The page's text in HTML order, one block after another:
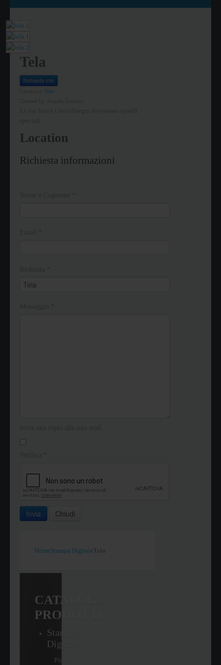
Tela
Richiesta info
Tela
Location
Richiesta informazioni
Invia Chiudi
HomeStampa Digitale
CATALOGO
PRODOTTI
Stampa
Digitale
Piccolo